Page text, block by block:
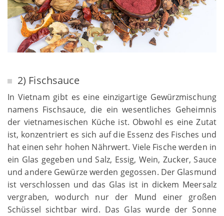
2) Fischsauce
In Vietnam gibt es eine einzigartige Gewürzmischung
namens Fischsauce, die ein wesentliches Geheimnis
der vietnamesischen Küche ist. Obwohl es eine Zutat
ist, konzentriert es sich auf die Essenz des Fisches und
hat einen sehr hohen Nährwert. Viele Fische werden in
ein Glas gegeben und Salz, Essig, Wein, Zucker, Sauce
und andere Gewürze werden gegossen. Der Glasmund
ist verschlossen und das Glas ist in dickem Meersalz
vergraben, wodurch nur der Mund einer großen
Schüssel sichtbar wird. Das Glas wurde der Sonne